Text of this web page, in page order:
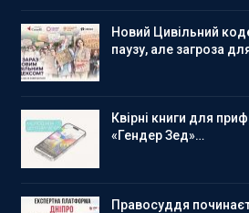
Новий Цивільний
паузу, але загроза
Квірні книги для
«Гендер Зед»…
Правосуддя